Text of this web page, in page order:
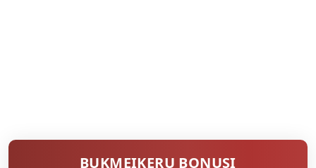
BUKMEIKERU BONUSI